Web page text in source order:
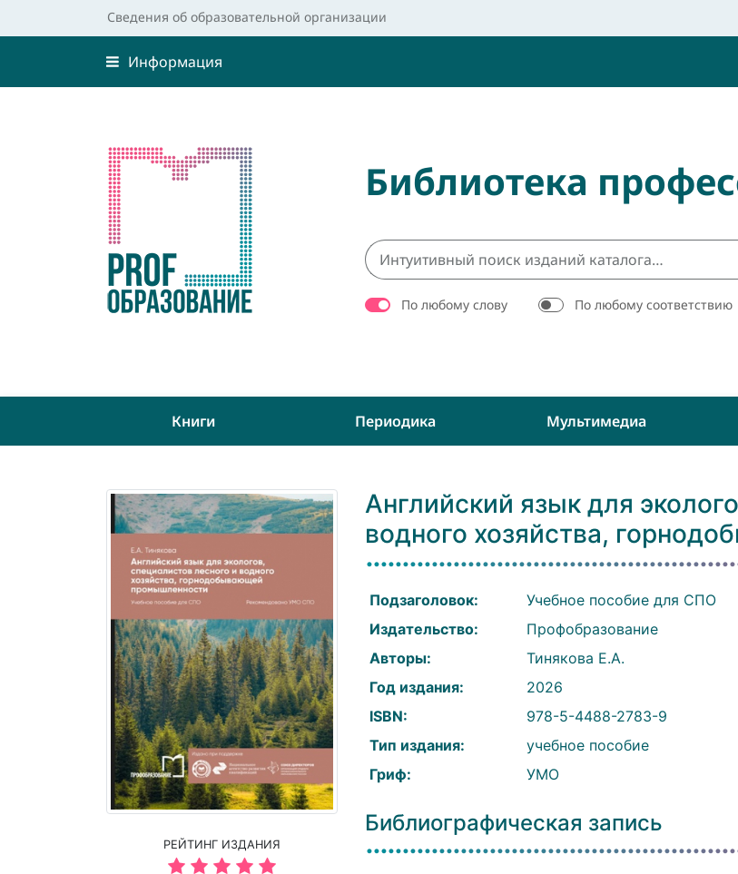
Сведения об образовательной организации
Информация
Библиотека
По любому слову По любому соответствию
Книги Периодика Мультимедиа
РЕЙТИНГ ИЗДАНИЯ
Английский язык для
водного хозяйства,
Подзаголовок:
Учебное пособие для СПО
Издательство:
Профобразование
Авторы:
Тинякова Е.А.
Год издания:
2026
ISBN:
978-5-4488-2783-9
Тип издания:
учебное пособие
Гриф:
УМО
Библиографическая запись